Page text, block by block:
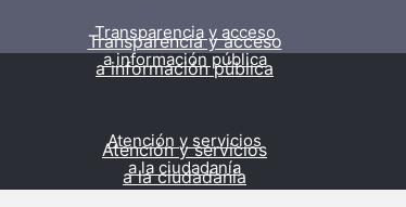
Transparencia y acceso
a información pública
Atención y servicios
a la ciudadanía
Transparencia y acceso
a información pública
Atención y servicios
a la ciudadanía